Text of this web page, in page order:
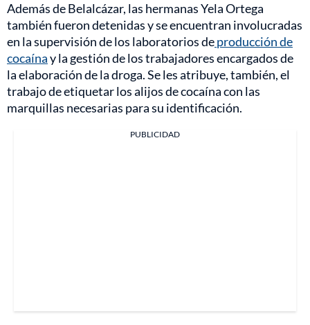
Además de Belalcázar, las hermanas Yela Ortega
también fueron detenidas y se encuentran involucradas
en la supervisión de los laboratorios deproducción de
cocaínay la gestión de los trabajadores encargados de
la elaboración de la droga. Se les atribuye, también, el
trabajo de etiquetar los alijos de cocaína con las
marquillas necesarias para su identificación.
PUBLICIDAD